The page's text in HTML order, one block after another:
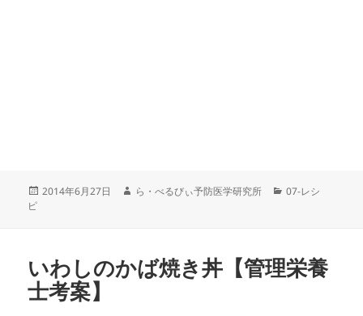
投
2014年6月27日
作
ら・べるびぃ予防医学研究所
カ
07-レシ
ピ
いわしのかば焼き丼【管理栄養
士考案】